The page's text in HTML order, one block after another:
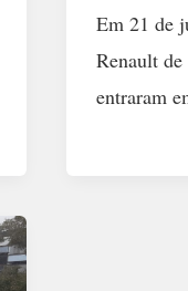
Em 21 de
Renault de
entraram